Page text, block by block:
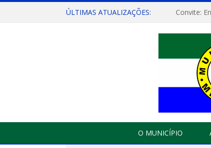
ÚLTIMAS ATUALIZAÇÕES:
O MUNICÍPIO